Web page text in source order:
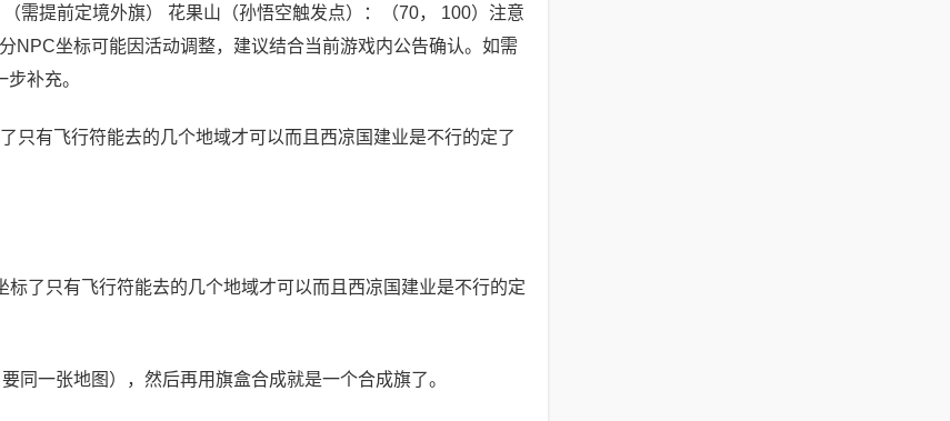
需提前定境外旗） 花果山（孙悟空触发点）：（70， 100）注意
NPC坐标可能因活动调整，建议结合当前游戏内公告确认。如需
补充。
只有飞行符能去的几个地域才可以而且西凉国建业是不行的定了
了只有飞行符能去的几个地域才可以而且西凉国建业是不行的定
同一张地图），然后再用旗盒合成就是一个合成旗了。